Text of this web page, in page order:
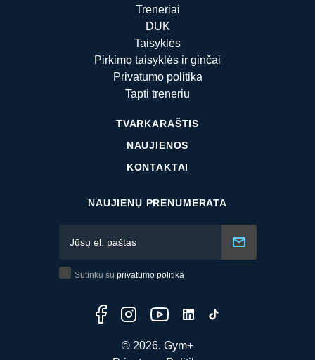
Treneriai
DUK
Taisyklės
Pirkimo taisyklės ir ginčai
Privatumo politika
Tapti treneriu
TVARKARAŠTIS
NAUJIENOS
KONTAKTAI
NAUJIENŲ PRENUMERATA
Sutinku su privatumo politika
© 2026. Gym+